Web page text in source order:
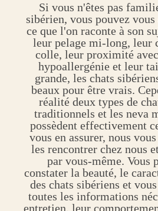
Si vous n'êtes pas
sibérien, vous pouvez
ce que l'on raconte à son
leur pelage mi-long, leur
colle, leur proximité
hypoallergénie et leur
grande, les chats
beaux pour être vrais.
réalité deux types de
traditionnels et les neva
possèdent effectivement
vous en assurer, nous
les rencontrer chez nous
par vous-même. Vous
constater la beauté, le
des chats sibériens et
toutes les informations
entretien, leur